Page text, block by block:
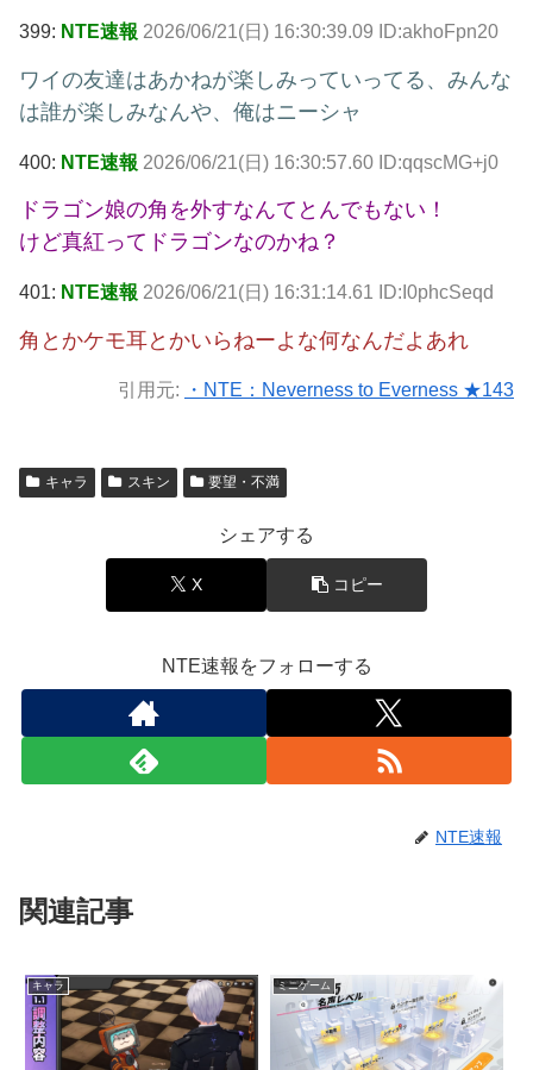
399: NTE速報 2026/06/21(日) 16:30:39.09 ID:akhoFpn20
ワイの友達はあかねが楽しみっていってる、みんな
は誰が楽しみなんや、俺はニーシャ
400: NTE速報 2026/06/21(日) 16:30:57.60 ID:qqscMG+j0
ドラゴン娘の角を外すなんてとんでもない！
けど真紅ってドラゴンなのかね？
401: NTE速報 2026/06/21(日) 16:31:14.61 ID:I0phcSeqd
角とかケモ耳とかいらねーよな何なんだよあれ
引用元: ・NTE：Neverness to Everness ★143
キャラ スキン 要望・不満
シェアする
X コピー
NTE速報をフォローする
NTE速報
関連記事
キャラ ミニゲーム